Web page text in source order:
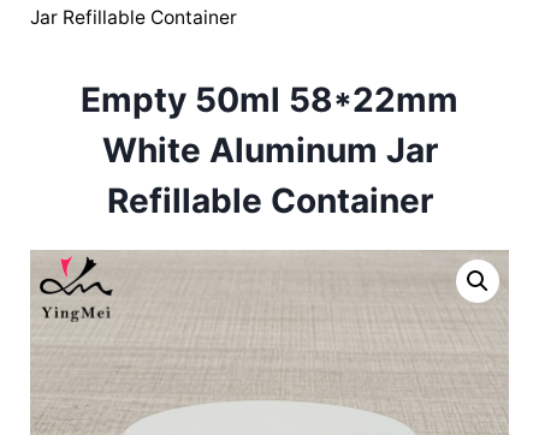
Jar Refillable Container
Empty 50ml 58*22mm
White Aluminum Jar
Refillable Container